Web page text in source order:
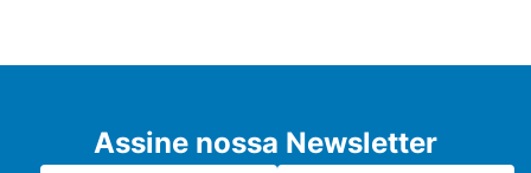
Assine nossa Newsletter